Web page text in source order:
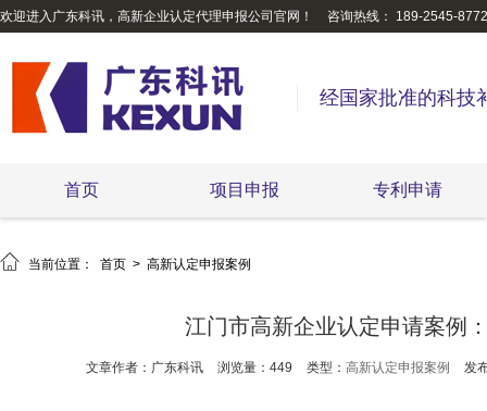
欢迎进入广东科讯，高新企业认定代理申报公司官网！ 咨询热线： 189-2545-8772
经国家批准的科技
首页 项目申报 专利申请
 当前位置： 首页 > 高新认定申报案例
江门市高新企业认定申请案例
文章作者：广东科讯 浏览量：449 类型： 高新认定申报案例 发